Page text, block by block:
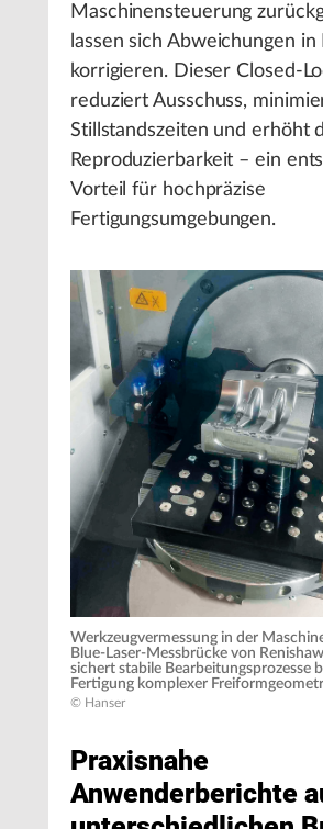
Maschinensteuerung
lassen sich Abweichungen in
korrigieren. Dieser Closed-
reduziert Ausschuss,
Stillstandszeiten und erhöht
Reproduzierbarkeit – ein
Vorteil für hochpräzise
Fertigungsumgebungen.
Werkzeugvermessung in der
Blue-Laser-Messbrücke von Renishaw
sichert stabile Bearbeitungsprozesse
Fertigung komplexer
© Hanser
Praxisnahe
Anwenderberichte